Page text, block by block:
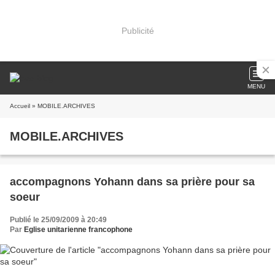
Publicité
MENU
Accueil » MOBILE.ARCHIVES
MOBILE.ARCHIVES
accompagnons Yohann dans sa prière pour sa
soeur
Publié le 25/09/2009 à 20:49
Par Eglise unitarienne francophone